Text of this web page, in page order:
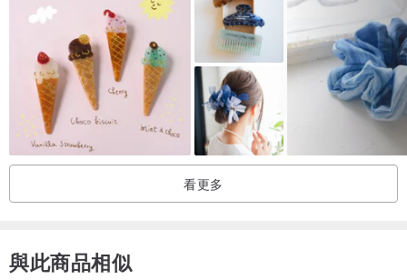
紙盒、密封膠袋
保養方式:
請使用乾布清潔、避免沾水，並放在乾爽地方
香港運費資訊:
使用香港郵政，免費包平郵，郵寄時間約2至3天
使用香港郵政或順豐速遞，運費請查看運費資訊，所需日數視乎地區
看更多
與此商品相似